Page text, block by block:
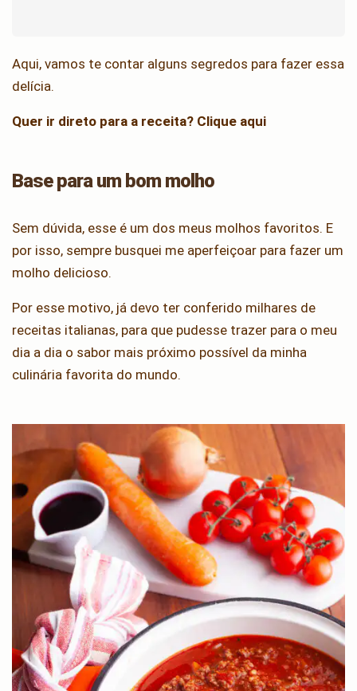
Aqui, vamos te contar alguns segredos para fazer essa
delícia.
Quer ir direto para a receita? Clique aqui
Base para um bom molho
Sem dúvida, esse é um dos meus molhos favoritos. E
por isso, sempre busquei me aperfeiçoar para fazer um
molho delicioso.
Por esse motivo, já devo ter conferido milhares de
receitas italianas, para que pudesse trazer para o meu
dia a dia o sabor mais próximo possível da minha
culinária favorita do mundo.